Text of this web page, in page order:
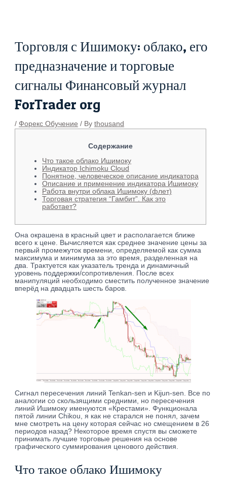
Торговля с Ишимоку: облако, его
предназначение и торговые
сигналы Финансовый журнал
ForTrader org
/ Форекс Обучение / Bythousand
Содержание
Что такое облако Ишимоку
Индикатор Ichimoku Cloud
Понятное, человеческое описание индикатора
Описание и применение индикатора Ишимоку
Работа внутри облака Ишимоку (флет)
Торговая стратегия “Гамбит”. Как это
работает?
Она окрашена в красный цвет и располагается ближе
всего к цене. Вычисляется как среднее значение цены за
первый промежуток времени, определяемой как сумма
максимума и минимума за это время, разделенная на
два. Трактуется как указатель тренда и динамичный
уровень поддержки/сопротивления. После всех
манипуляций необходимо сместить полученное значение
вперёд на двадцать шесть баров.
Сигнал пересечения линий Tenkan-sen и Kijun-sen. Все по
аналогии со скользящими средними, но пересечения
линий Ишимоку именуются «Крестами». Функционала
пятой линии Chikou, я как не старался не понял, зачем
мне смотреть на цену которая сейчас но смещением в 26
периодов назад? Некоторое время спустя вы сможете
принимать лучшие торговые решения на основе
графического суммирования ценового действия.
Что такое облако Ишимоку